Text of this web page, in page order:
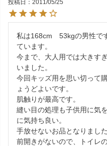
投稿日
2011/05/25
私は168cm　53kgの男性で
ています。
今まで、大人用では大きす
いました。
今回キッズ用を思い切って
ょうどよいです。
肌触りが最高です。
縫い目の処理も子供用に気
に気持ち良い。
手放せないお品となりました
前開きがないので、トイレ